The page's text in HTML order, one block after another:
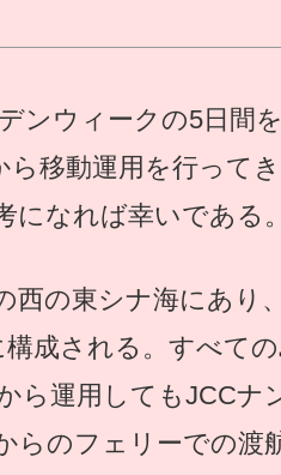
ンウィークの5日間
ら移動運用を行って
になれば幸いである
西の東シナ海にあり
成される。すべて
ら運用してもJCCナ
らのフェリーでの渡